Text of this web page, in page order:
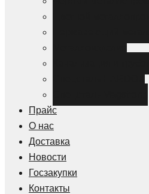
Прайс
О нас
Доставка
Новости
Госзакупки
Контакты